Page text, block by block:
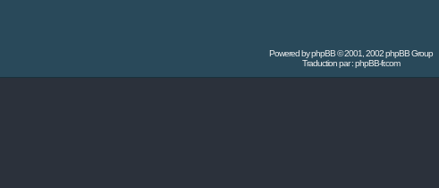
Powered byphpBB© 2001, 2002 phpBB Group
Traduction par :phpBB-fr.com